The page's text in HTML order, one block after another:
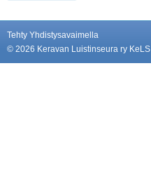
Tehty Yhdistysavaimella
© 2026 Keravan Luistinseura ry KeLS